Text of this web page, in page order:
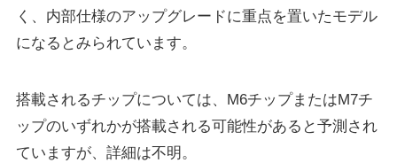
く、内部仕様のアップグレードに重点を置いたモデル
になるとみられています。
搭載されるチップについては、M6チップまたはM7チ
ップのいずれかが搭載される可能性があると予測され
ていますが、詳細は不明。